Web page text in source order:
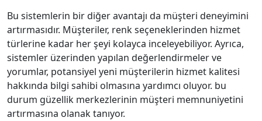
Bu sistemlerin bir diğer avantajı da müşteri deneyimini
artırmasıdır. Müşteriler, renk seçeneklerinden hizmet
türlerine kadar her şeyi kolayca inceleyebiliyor. Ayrıca,
sistemler üzerinden yapılan değerlendirmeler ve
yorumlar, potansiyel yeni müşterilerin hizmet kalitesi
hakkında bilgi sahibi olmasına yardımcı oluyor. bu
durum güzellik merkezlerinin müşteri memnuniyetini
artırmasına olanak tanıyor.